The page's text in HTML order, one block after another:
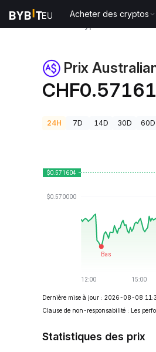
Acheter des cryptos
Prix
24H 7D 14D 30D 60D
Dernière mise à jour : 2026-08-08
Clause de non-responsabilité : Les
Statistiques des prix